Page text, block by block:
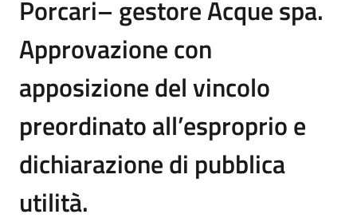
Porcari– gestore Acque spa.
Approvazione con
apposizione del vincolo
preordinato all’esproprio e
dichiarazione di pubblica
utilità.